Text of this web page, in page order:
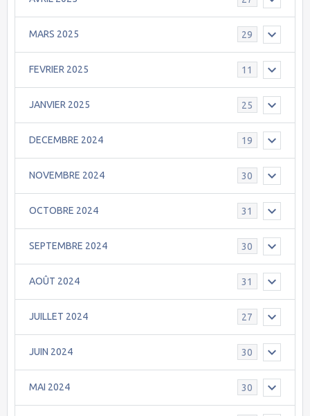
MARS 2025 29
FEVRIER 2025 11
JANVIER 2025 25
DECEMBRE 2024 19
NOVEMBRE 2024 30
OCTOBRE 2024 31
SEPTEMBRE 2024 30
AOÛT 2024 31
JUILLET 2024 27
JUIN 2024 30
MAI 2024 30